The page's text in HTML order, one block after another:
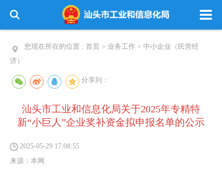
您现在所在的位置 : 首页 > 业务工作 > 中小企业（民营经
济）
分享到：
汕头市工业和信息化局关于2025年专精特
新“小巨人”企业奖补资金拟申报名单的公示
2025-05-29 17:08:55
来源： 本网